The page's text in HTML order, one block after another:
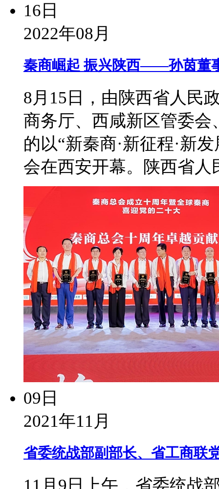
16日
2022年08月
秦商崛起 振兴陕西——孙茵董
8月15日，由陕西省人民
商务厅、西咸新区管委
的以“新秦商·新征程·新
会在西安开幕。陕西省人
09日
2021年11月
省委统战部副部长、省工商联